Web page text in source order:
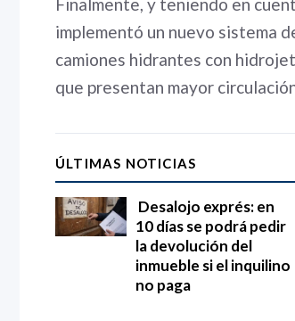
implementó un nuevo sistema
camiones hidrantes con
que presentan mayor
ÚLTIMAS NOTICIAS
Desalojo exprés: en
10 días se podrá pedir
la devolución del
inmueble si el inquilino
no paga